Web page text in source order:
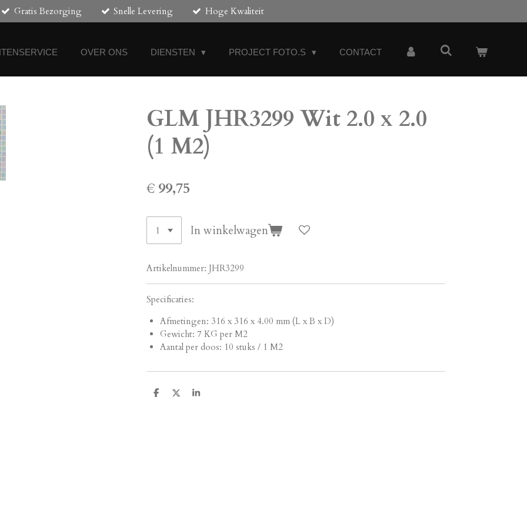
Gratis Bezorging Snelle Levering Hoge Kwaliteit
OVER ONS DIENSTEN PROJECT FOTO.S CONTACT
GLM JHR3299 Wit 2.0 x 2.0
(1 M2)
€ 99,75
In winkelwagen
Artikelnummer: JHR3299
Specificaties:
Afmetingen: 316 x 316 x 4.00 mm (L x B x D)
Gewicht: 7 KG per M2
Aantal per doos: 10 stuks / 1 M2
D
D
S